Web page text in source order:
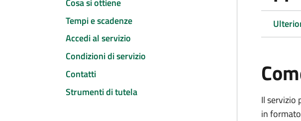
Tempi e scadenze
Accedi al servizio
Condizioni di servizio
Contatti
Strumenti di tutela
Il servizio
in